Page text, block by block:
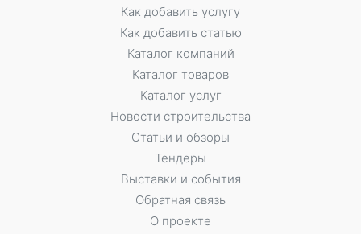
Как добавить услугу
Как добавить статью
Каталог компаний
Каталог товаров
Каталог услуг
Новости строительства
Статьи и обзоры
Тендеры
Выставки и события
Обратная связь
О проекте